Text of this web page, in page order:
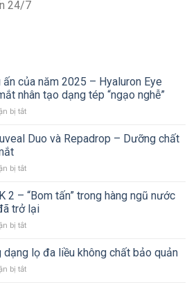
24/7
của năm 2025 – Hyaluron Eye
nhân tạo dạng tép “ngạo nghễ”
bị tắtở
phẩm
của
2025
–
Hyaluron
Eye
–
Duo và Repadrop – Dưỡng chất
bị tắtở
+
Suveal
Duo
và
–
chất
2 – “Bom tấn” trong hàng ngũ nước
trở lại
bị tắtở
1
và
OMK
dạng lọ đa liều không chất bảo quản
bị tắtở